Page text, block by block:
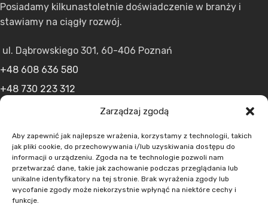
Zarządzaj zgodą
Aby zapewnić jak najlepsze wrażenia, korzystamy z technologii, takich
jak pliki cookie, do przechowywania i/lub uzyskiwania dostępu do
informacji o urządzeniu. Zgoda na te technologie pozwoli nam
przetwarzać dane, takie jak zachowanie podczas przeglądania lub
unikalne identyfikatory na tej stronie. Brak wyrażenia zgody lub
wycofanie zgody może niekorzystnie wpłynąć na niektóre cechy i
funkcje.
Posiadamy kilkunastoletnie doświadczenie w branży i
stawiamy na ciągły rozwój.
ul. Dąbrowskiego 301, 60-406 Poznań
+48 608 636 580
+48 730 223 312
MENU